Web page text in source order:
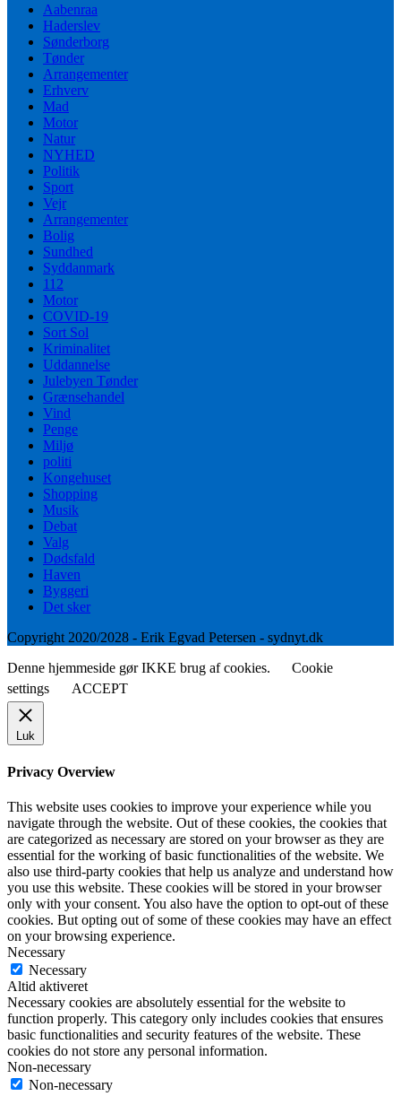
Aabenraa
Haderslev
Sønderborg
Tønder
Arrangementer
Erhverv
Mad
Motor
Natur
NYHED
Politik
Sport
Vejr
Arrangementer
Bolig
Sundhed
Syddanmark
112
Motor
COVID-19
Sort Sol
Kriminalitet
Uddannelse
Julebyen Tønder
Grænsehandel
Vind
Penge
Miljø
politi
Kongehuset
Shopping
Musik
Debat
Valg
Dødsfald
Haven
Byggeri
Det sker
Copyright 2020/2028 - Erik Egvad Petersen - sydnyt.dk
Denne hjemmeside gør IKKE brug af cookies.
Cookie
settings
ACCEPT
Luk
Privacy Overview
This website uses cookies to improve your experience while you
navigate through the website. Out of these cookies, the cookies that
are categorized as necessary are stored on your browser as they are
essential for the working of basic functionalities of the website. We
also use third-party cookies that help us analyze and understand how
you use this website. These cookies will be stored in your browser
only with your consent. You also have the option to opt-out of these
cookies. But opting out of some of these cookies may have an effect
on your browsing experience.
Necessary
Necessary
Altid aktiveret
Necessary cookies are absolutely essential for the website to
function properly. This category only includes cookies that ensures
basic functionalities and security features of the website. These
cookies do not store any personal information.
Non-necessary
Non-necessary